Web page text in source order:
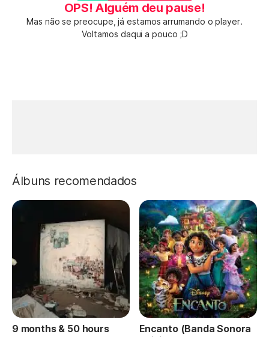
OPS! Alguém deu pause!
Mas não se preocupe, já estamos arrumando o player.
Voltamos daqui a pouco ;D
Álbuns recomendados
9 months & 50 hours
Encanto (Banda Sonora